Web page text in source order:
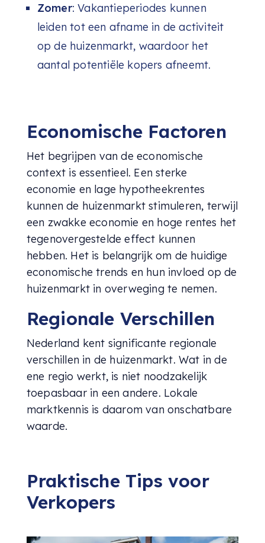
Zomer: Vakantieperiodes kunnen
leiden tot een afname in de activiteit
op de huizenmarkt, waardoor het
aantal potentiële kopers afneemt.
Economische Factoren
Het begrijpen van de economische
context is essentieel. Een sterke
economie en lage hypotheekrentes
kunnen de huizenmarkt stimuleren, terwijl
een zwakke economie en hoge rentes het
tegenovergestelde effect kunnen
hebben. Het is belangrijk om de huidige
economische trends en hun invloed op de
huizenmarkt in overweging te nemen.
Regionale Verschillen
Nederland kent significante regionale
verschillen in de huizenmarkt. Wat in de
ene regio werkt, is niet noodzakelijk
toepasbaar in een andere. Lokale
marktkennis is daarom van onschatbare
waarde.
Praktische Tips voor
Verkopers